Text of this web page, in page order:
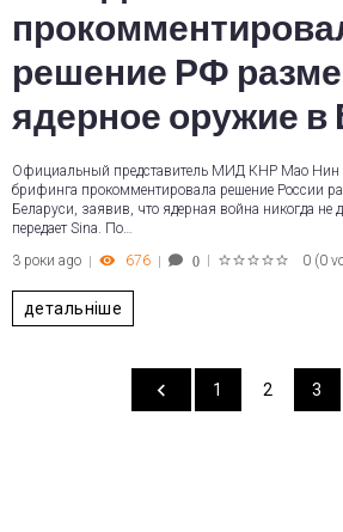
решение РФ
ядерное оружие в
Официальный представитель МИД КНР Мао Нин в
брифинга прокомментировала решение России
Беларуси, заявив, что ядерная война никогда не
передает Sina. По…
3 роки ago
676 0 0 (0
детальніше
1 2 3